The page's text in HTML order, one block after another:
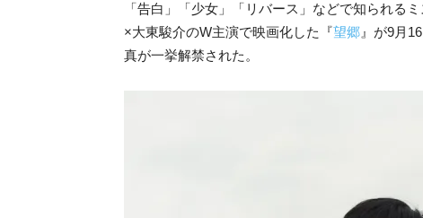
「告白」「少女」「リバース」などで知られる
×大東駿介のW主演で映画化した『望郷 』が9月
真が一挙解禁された。